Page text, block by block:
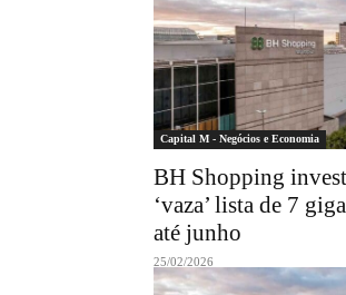
Capital M - Negócios e Economia
BH Shopping
‘vaza’ lista de 7
até junho
25/02/2026